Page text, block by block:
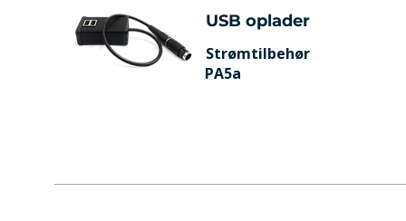
USB oplader
Strømtilbehør
PA5a